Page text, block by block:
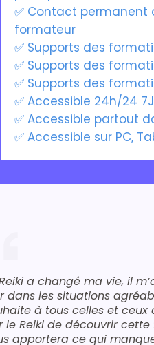
✅ Contact permanent
formateur
✅ Supports des
✅ Supports des
✅ Supports des
✅ Accessible 24h/24
✅ Accessible partout
✅ Accessible sur PC,
a changé ma vie, il
dans les situations
à tous celles et ceux
le Reiki de découvrir
apportera ce qui